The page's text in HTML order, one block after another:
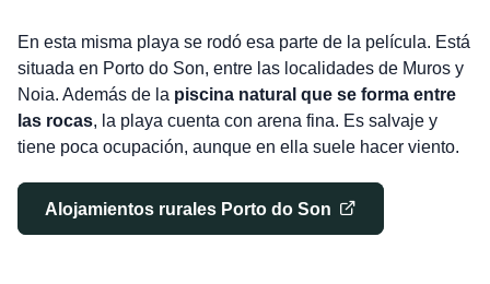
En esta misma playa se rodó esa parte de la película. Está
situada en Porto do Son, entre las localidades de Muros y
Noia. Además de la piscina natural que se forma entre
las rocas, la playa cuenta con arena fina. Es salvaje y
tiene poca ocupación, aunque en ella suele hacer viento.
Alojamientos rurales Porto do Son